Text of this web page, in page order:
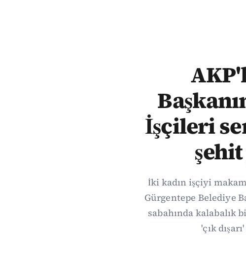
İşçileri
İki kadın işçiyi
Gürgentepe Belediye
sabahında kalabalık
'çık